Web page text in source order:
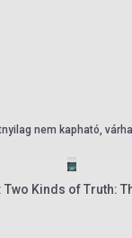
nem kapható,
Kinds of Truth: